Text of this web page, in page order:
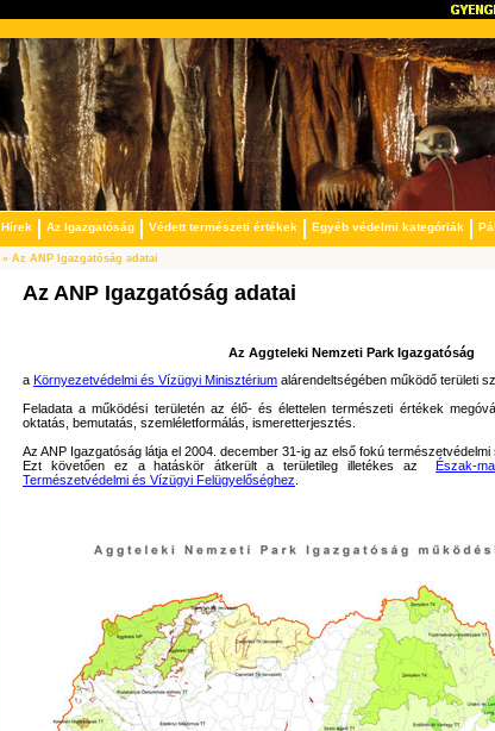
Hírek Az Igazgatóság Védett természeti értékek Egyéb védelmi kategóriák
» Az ANP Igazgatóság adatai
Az ANP Igazgatóság adatai
Az Aggteleki Nemzeti Park Igazgatóság
a Környezetvédelmi és Vízügyi Minisztérium alárendeltségében működő területi
Feladata a működési területén az élő- és élettelen természeti értékek
oktatás, bemutatás, szemléletformálás, ismeretterjesztés.
Az ANP Igazgatóság látja el 2004. december 31-ig az első fokú
Ezt követően ez a hatáskör átkerült a területileg illetékes azÉszak-
Természetvédelmi és Vízügyi Felügyelőséghez